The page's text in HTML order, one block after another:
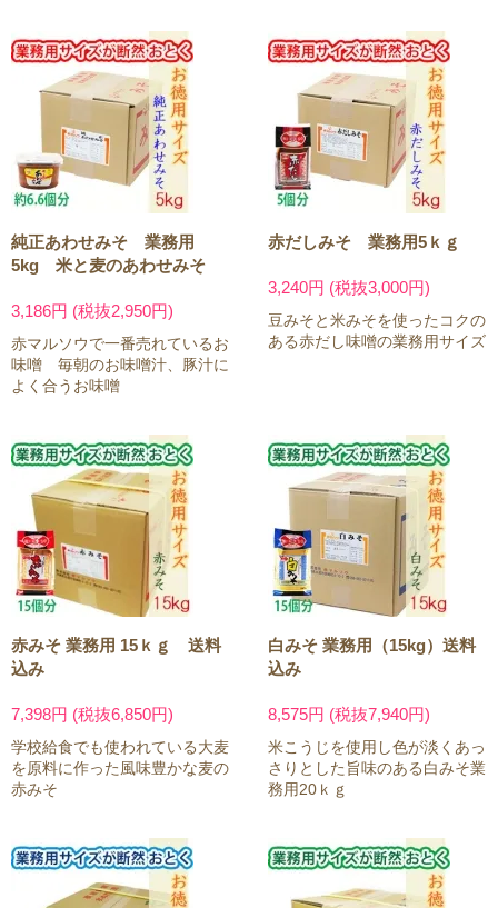
純正あわせみそ 業務用
5kg 米と麦のあわせみそ
3,186円 (税抜2,950円)
赤マルソウで一番売れているお
味噌 毎朝のお味噌汁、豚汁に
よく合うお味噌
赤だしみそ 業務用5ｋｇ
3,240円 (税抜3,000円)
豆みそと米みそを使ったコクの
ある赤だし味噌の業務用サイズ
赤みそ 業務用 15ｋｇ 送料
込み
7,398円 (税抜6,850円)
学校給食でも使われている大麦
を原料に作った風味豊かな麦の
赤みそ
白みそ 業務用（15kg）送料
込み
8,575円 (税抜7,940円)
米こうじを使用し色が淡くあっ
さりとした旨味のある白みそ業
務用20ｋｇ